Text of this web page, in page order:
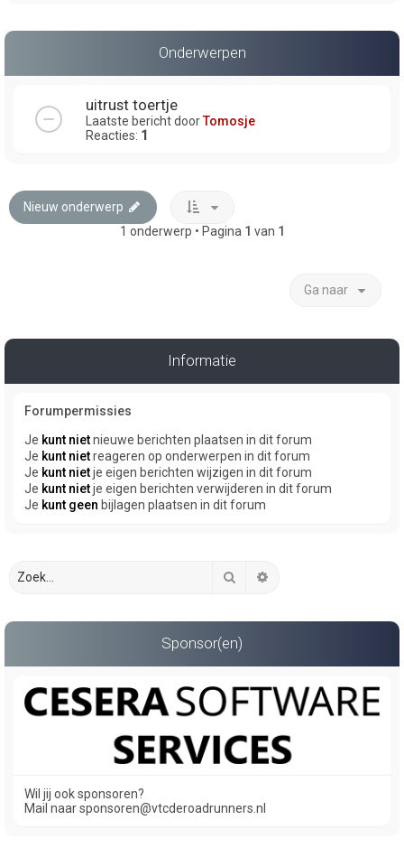
Onderwerpen
uitrust toertje
Laatste bericht doorTomosje
Reacties: 1
Nieuw onderwerp
1 onderwerp • Pagina 1 van 1
Ga naar
Informatie
Forumpermissies
Je kunt nietnieuwe berichten plaatsen in dit forum
Je kunt nietreageren op onderwerpen in dit forum
Je kunt nietje eigen berichten wijzigen in dit forum
Je kunt nietje eigen berichten verwijderen in dit forum
Je kunt geen bijlagen plaatsen in dit forum
Zoek
Sponsor(en)
Wil jij ook sponsoren?
Mail naar sponsoren@vtcderoadrunners.nl